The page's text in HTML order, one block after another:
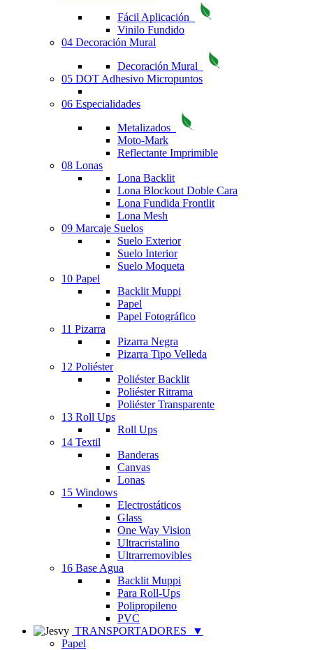
Fácil Aplicación
Vinilo Fundido
04 Decoración Mural
Decoración Mural
05 DOT Adhesivo Micropuntos
06 Especialidades
Metalizados
Moto-Mark
Reflectante Imprimible
08 Lonas
Lona Backlit
Lona Blockout Doble Cara
Lona Fundida Frontlit
Lona Mesh
09 Marcaje Suelos
Suelo Exterior
Suelo Interior
Suelo Moqueta
10 Papel
Backlit Muppi
Papel
Papel Fotográfico
11 Pizarra
Pizarra Negra
Pizarra Tipo Velleda
12 Poliéster
Poliéster Backlit
Poliéster Ritrama
Poliéster Transparente
13 Roll Ups
Roll Ups
14 Textil
Banderas
Canvas
Lonas
15 Windows
Electrostáticos
Glass
One Way Vision
Ultracristalino
Ultrarremovibles
16 Base Agua
Backlit Muppi
Para Roll-Ups
Polipropileno
PVC
TRANSPORTADORES
▼
Papel